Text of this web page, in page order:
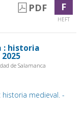
PDF F
HEFT
: historia
de Salamanca
medieval. -